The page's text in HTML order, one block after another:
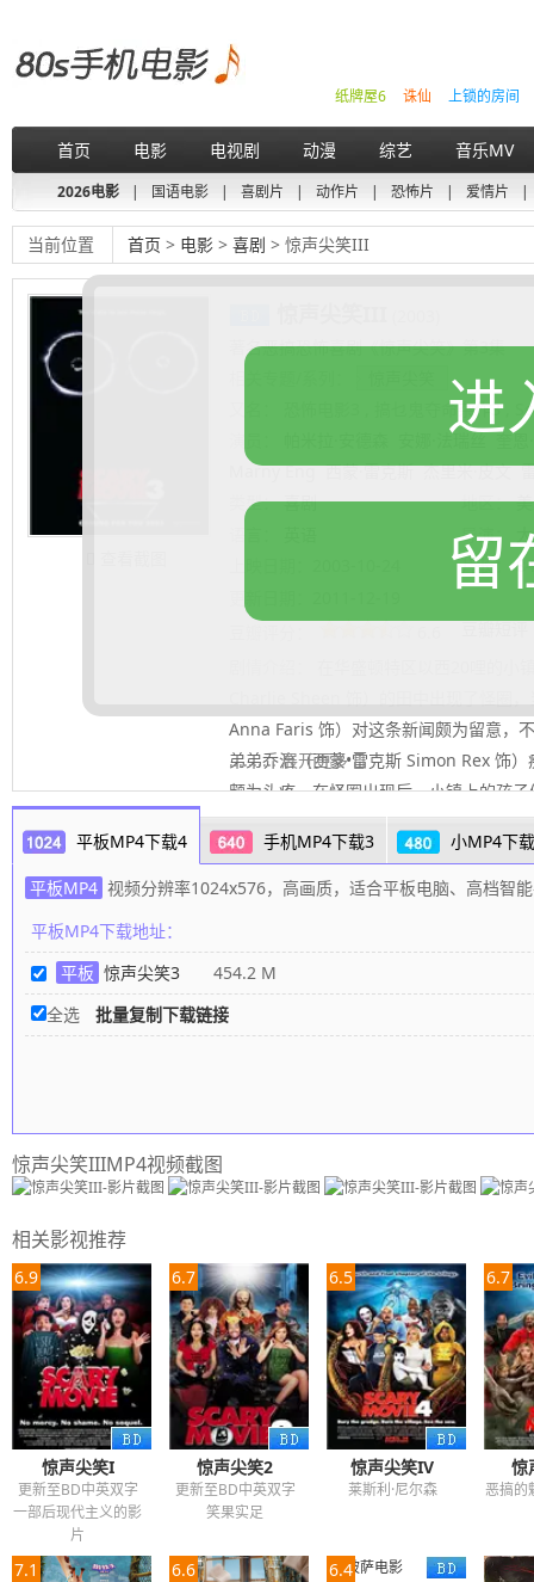
上锁的房间
诛仙
纸牌屋6
首页 电影 电视剧 动漫 综艺 音乐MV
2026电影 | 国语电影 | 喜剧片 | 动作片 | 恐怖片 | 爱情片 |
当前位置 首页 > 电影 > 喜剧 > 惊声尖笑III
著名恶搞恐怖喜剧《惊声尖笑》第3集
恐怖电影3 , 搞乜鬼夺命杂作3 ,
安娜·法瑞丝 奎恩
Marny Eng 西蒙·雷克斯 杰里米·皮文
类型： 喜剧 地区：
导演：
片长：
Anna Faris 饰）对这条新闻颇为留意，
弟弟乔治（西蒙•雷克斯 Simon Rex 饰
颇为头疼。在怪圈出现后，小镇上的孩
的朋友布兰达在看了一部录像带后离奇
七天后她将死亡的神秘电话，无助的辛
先知，才发现一系列怪事的根源与一座
利•尼尔森 Leslie Nielsen 饰）也开始正
.......... 展开更多
平板MP4下载4 手机MP4下载3 小MP4下
平板MP4 视频分辨率1024x576，高画质，适合平板电脑、高档智
平板MP4下载地址：
平板 惊声尖笑3 454.2 M
全选
批量复制下载链接
惊声尖笑IIIMP4视频截图
相关影视推荐
6.9
惊声尖笑I
更新至BD中英双字
一部后现代主义的影
片
6.7
惊声尖笑2
更新至BD中英双字
笑果实足
6.5
惊声尖笑IV
莱斯利·尼尔森
6.7
惊
恶搞的
7.1 6.6
6.4
进
留